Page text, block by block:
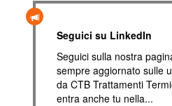
Seguici su LinkedIn
Seguici sulla nostra
sempre aggiornato sulle
da CTB Trattamenti
entra anche tu nella...